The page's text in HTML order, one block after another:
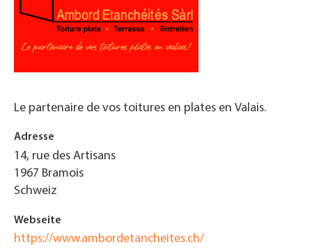
Le partenaire de vos toitures en plates en Valais.
Adresse
14, rue des Artisans
1967 Bramois
Schweiz
Webseite
https://www.ambordetancheites.ch/